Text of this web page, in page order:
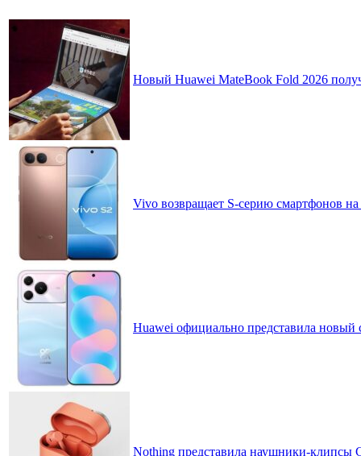
Новый Huawei MateBook Fold 2026
Vivo возвращает S-серию смартфонов
Huawei официально представила
Nothing представила наушники-клипсы